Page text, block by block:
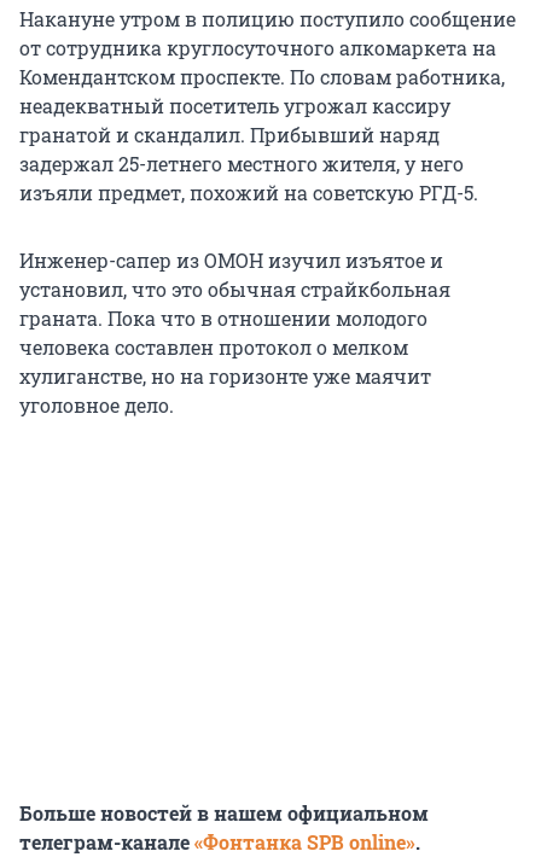
Накануне утром в полицию поступило сообщение
от сотрудника круглосуточного алкомаркета на
Комендантском проспекте. По словам работника,
неадекватный посетитель угрожал кассиру
гранатой и скандалил. Прибывший наряд
задержал 25-летнего местного жителя, у него
изъяли предмет, похожий на советскую РГД-5.
Инженер-сапер из ОМОН изучил изъятое и
установил, что это обычная страйкбольная
граната. Пока что в отношении молодого
человека составлен протокол о мелком
хулиганстве, но на горизонте уже маячит
уголовное дело.
Больше новостей в нашем официальном
телеграм-канале«Фонтанка SPB online».